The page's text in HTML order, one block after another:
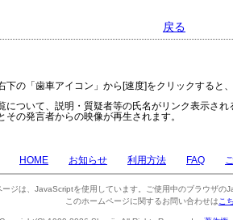
戻る
下の「歯車アイコン」から[速度]をクリックすると
について、説明・質疑者等の氏名がリンク表示さ
その発言者からの映像が再生されます。
HOME お知らせ 利用方法 FAQ
ージは、JavaScriptを使用しています。ご使用中のブラウザの
このホームページに関するお問い合わせは こ